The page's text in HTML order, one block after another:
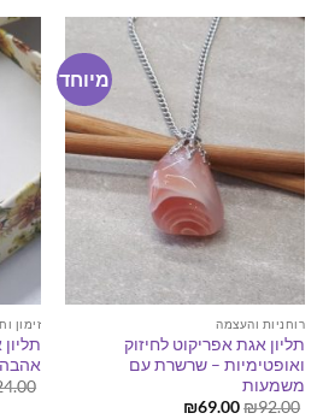
מיוחד
רוחניות והעצמה
תליון אגת אפריקוט לחיזוק
ואופטימיות – שרשרת עם
משמעות
₪92.00
המחיר₪69.00
המחיר
זימון
אהבה